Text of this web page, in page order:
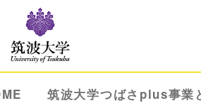
筑波大学つばさplus事業